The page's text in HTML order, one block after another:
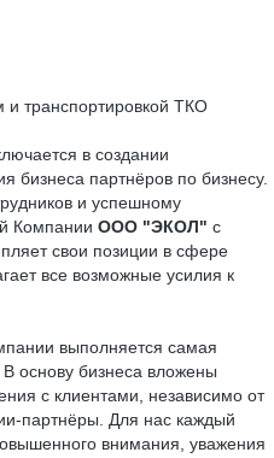
и транспортировкой ТКО
в создании
бизнеса партнёров по бизнесу.
и успешному
Компании ООО "ЭКОЛ" с
свои позиции в сфере
все возможные усилия к
выполняется самая
основу бизнеса вложены
с клиентами, независимо от
партнёры. Для нас каждый
внимания, уважения